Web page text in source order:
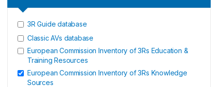
3R Guide database
Classic AVs database
European Commission Inventory of 3Rs Education &
Training Resources
European Commission Inventory of 3Rs Knowledge
Sources